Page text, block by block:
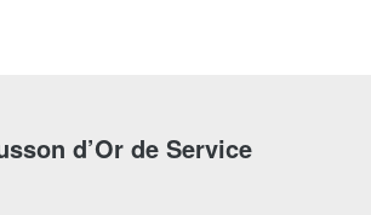
d’Or de Service